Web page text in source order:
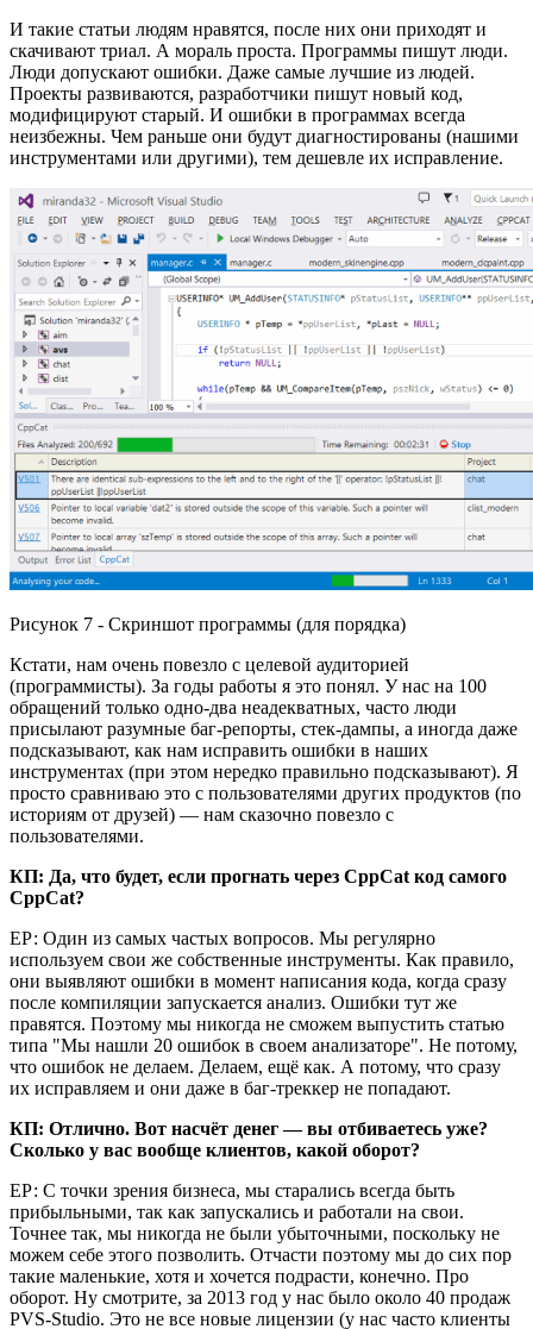
И такие статьи людям нравятся, после них они приходят и
скачивают триал. А мораль проста. Программы пишут люди.
Люди допускают ошибки. Даже самые лучшие из людей.
Проекты развиваются, разработчики пишут новый код,
модифицируют старый. И ошибки в программах всегда
неизбежны. Чем раньше они будут диагностированы (нашими
инструментами или другими), тем дешевле их исправление.
Рисунок 7 - Скриншот программы (для порядка)
Кстати, нам очень повезло с целевой аудиторией
(программисты). За годы работы я это понял. У нас на 100
обращений только одно-два неадекватных, часто люди
присылают разумные баг-репорты, стек-дампы, а иногда даже
подсказывают, как нам исправить ошибки в наших
инструментах (при этом нередко правильно подсказывают). Я
просто сравниваю это с пользователями других продуктов (по
историям от друзей) — нам сказочно повезло с
пользователями.
КП: Да, что будет, если прогнать через CppCat код самого
CppCat?
ЕР: Один из самых частых вопросов. Мы регулярно
используем свои же собственные инструменты. Как правило,
они выявляют ошибки в момент написания кода, когда сразу
после компиляции запускается анализ. Ошибки тут же
правятся. Поэтому мы никогда не сможем выпустить статью
типа "Мы нашли 20 ошибок в своем анализаторе". Не потому,
что ошибок не делаем. Делаем, ещё как. А потому, что сразу
их исправляем и они даже в баг-треккер не попадают.
КП: Отлично. Вот насчёт денег — вы отбиваетесь уже?
Сколько у вас вообще клиентов, какой оборот?
ЕР: С точки зрения бизнеса, мы старались всегда быть
прибыльными, так как запускались и работали на свои.
Точнее так, мы никогда не были убыточными, поскольку не
можем себе этого позволить. Отчасти поэтому мы до сих пор
такие маленькие, хотя и хочется подрасти, конечно. Про
оборот. Ну смотрите, за 2013 год у нас было около 40 продаж
PVS-Studio. Это не все новые лицензии (у нас часто клиенты